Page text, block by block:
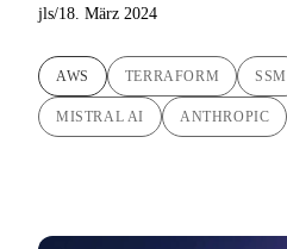
jls/18. März 2024
AWS TERRAFORM SSM
MISTRAL AI ANTHROPIC